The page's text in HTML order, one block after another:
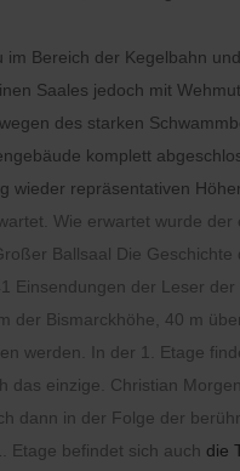
Bereich der Kegelbahn
Saales jedoch mit
des starken
komplett
repräsentativen
Wie erwartet wurde
Ballsaal Die
der Leser
Bismarckhöhe, 40 m
werden. In der 1. Etage
einzige. Christian
dann in der Folge der
Etage befindet sich auch die